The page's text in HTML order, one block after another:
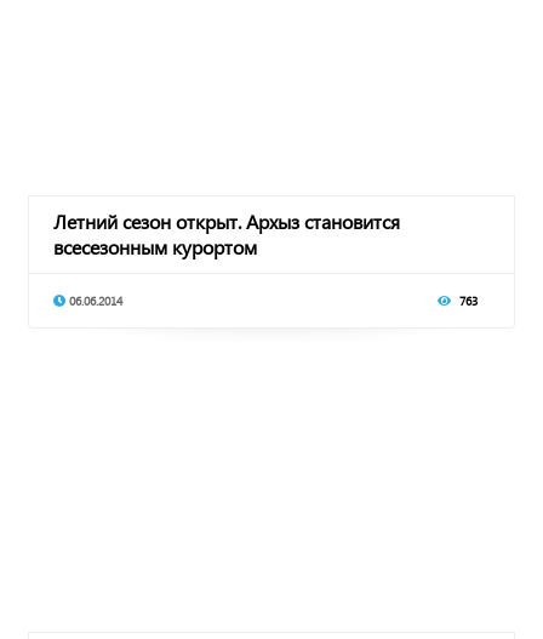
Летний сезон открыт. Архыз становится
всесезонным курортом
06.06.2014 763